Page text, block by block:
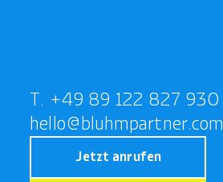
T. +49 89 122 827 930
hello@bluhmpartner.com
Jetzt anrufen